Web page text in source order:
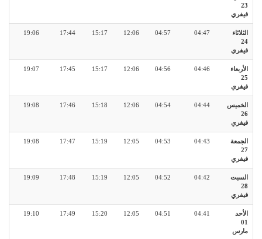
23
فيفري
الثلاثاء
24
فيفري
04:47
04:57
12:06
15:17
17:44
19:06
الأربعاء
25
فيفري
04:46
04:56
12:06
15:17
17:45
19:07
الخميس
26
فيفري
04:44
04:54
12:06
15:18
17:46
19:08
الجمعة
27
فيفري
04:43
04:53
12:05
15:19
17:47
19:08
السبت
28
فيفري
04:42
04:52
12:05
15:19
17:48
19:09
الأحد
01
مارس
04:41
04:51
12:05
15:20
17:49
19:10